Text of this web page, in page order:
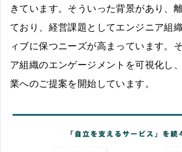
きています。そういった背景があり、
ており、経営課題としてエンジニア組
ィブに保つニーズが高まっています。
ア組織のエンゲージメントを可視化し
業へのご提案を開始しています。